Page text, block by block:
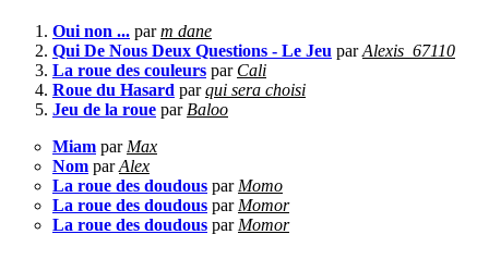
Oui non ... parm dane
Qui De Nous Deux Questions - Le Jeu parAlexis_67110
La roue des couleurs par Cali
Roue du Hasard parqui sera choisi
Jeu de la roue par Baloo
Miam par Max
Nom parAlex
La roue des doudous par Momo
La roue des doudous par Momor
La roue des doudous par Momor